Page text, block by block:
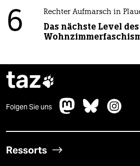
6 Rechter Aufmarsch in
Das nächste Level des
taz
Folgen Sie uns
Ressorts